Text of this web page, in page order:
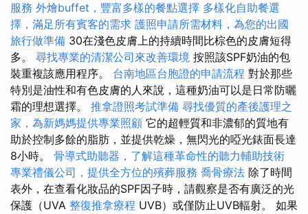
服務 外燴buffet，豐富多樣的餐點選擇 多樣化自助餐選
擇，滿足所有賓客的需求 護照申請所需材料，為您的出國
旅行做準備 30在淺色皮膚上的持續時間比棕色的皮膚短得
多。 尋找專業的清潔公司來改善環境 按照該SPF奶油的包
裝重複該應用程序。 台南地區台胞證的申請流程 對於那些
特別是油性和有色皮膚的人來說，這種奶油可以是日常防曬
霜的理想選擇。 推拿證照考試準備 尋找優質的產後護理之
家，為新媽媽提供專業照顧 它的超輕質和非濃郁的質地有
助於控制多餘的脂肪，並提供乾燥，無閃光的啞光錶面長達
8小時。 骨導式助聽器，了解這種革命性的聽力輔助技術
專業禮儀公司，提供全方位的殯葬服務 喬骨療法 除了時間
表外，在查看化妝品的SPF因子時，請觀察是否有廣泛的光
保護（UVA 整復推拿療程 UVB）或僅防止UVB輻射。 如果